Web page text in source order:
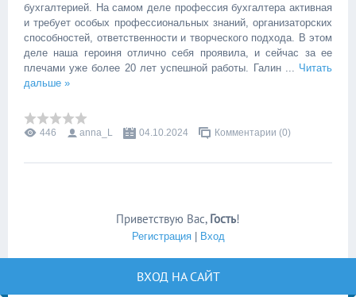
бухгалтерией. На самом деле профессия бухгалтера активная
и требует особых профессиональных знаний, организаторских
способностей, ответственности и творческого подхода. В этом
деле наша героиня отлично себя проявила, и сейчас за ее
плечами уже более 20 лет успешной работы. Галин ... Читать
дальше »
446 anna_L 04.10.2024 Комментарии (0)
Приветствую Вас, Гость!
Регистрация| Вход
ВХОД НА САЙТ